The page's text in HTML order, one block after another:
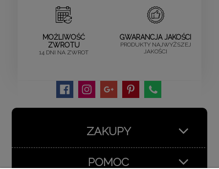
MOŻLIWOŚĆ
ZWROTU
14 DNI NA ZWROT
GWARANCJA JAKOŚCI
PRODUKTY NAJWYŻSZEJ
JAKOŚCI
ZAKUPY
POMOC